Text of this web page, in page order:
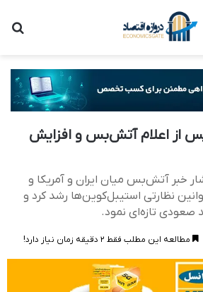
از اعلام آتش‌بس و افزایش
خبر آتش‌بس میان ایران و آمریکا و
نظارتی استیبل‌کوین‌ها رشد کرد و
صعودی تازه‌ای نمود.
مطالعه این مطلب فقط ۲ دقیقه زمان نیاز دارد!